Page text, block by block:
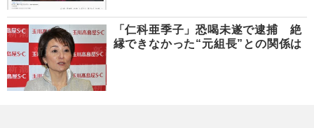
「仁科亜季子」恐喝未遂で逮捕 絶
縁できなかった“元組長”との関係は